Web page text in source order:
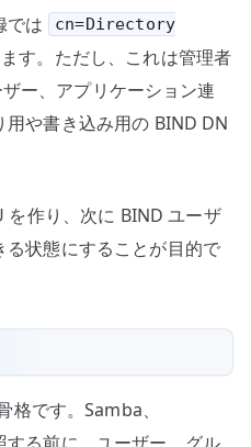
では
cn=Directory
す。ただし、これは管理者
ー、アプリケーション連
や書き込み用の BIND DN
を作り、次に BIND ユーザ
状態にすることが目的で
です。Samba、